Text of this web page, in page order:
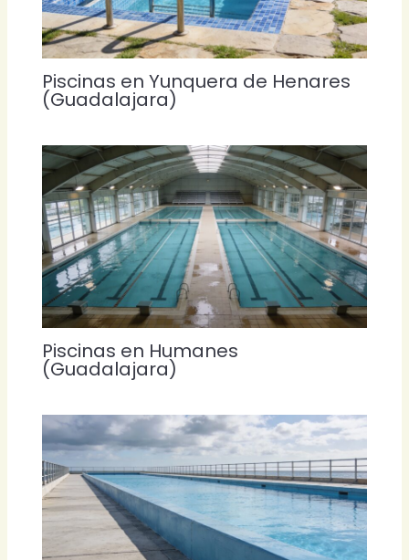
Piscinas en Yunquera de Henares
(Guadalajara)
Piscinas en Humanes
(Guadalajara)